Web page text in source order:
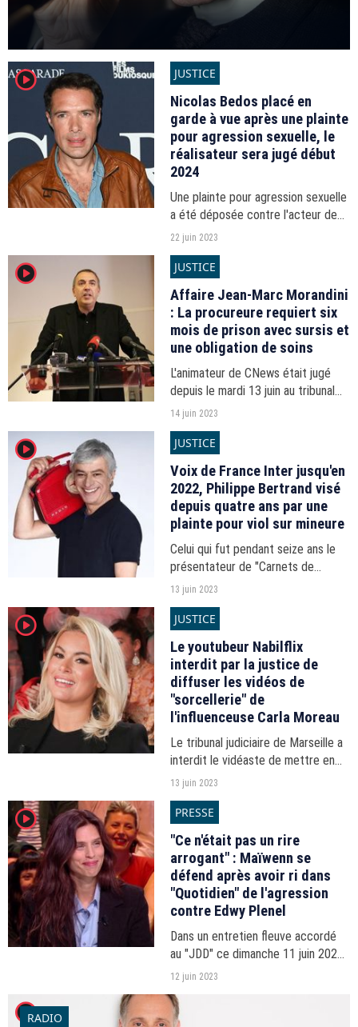
player2 JUSTICE
Nicolas Bedos placé en
garde à vue après une plainte
pour agression sexuelle, le
réalisateur sera jugé début
2024
Une plainte pour agression sexuelle
a été déposée contre l'acteur de
44 ans. Il sera jugé pour agression
2024, a annoncé le parquet de
Paris.
22 juin 2023
player2 JUSTICE
Affaire Jean-Marc Morandini
: La procureure requiert six
mois de prison avec sursis et
une obligation de soins
L'animateur de CNews était jugé
depuis le mardi 13 juin au tribunal
correction de Paris pour
14 juin 2023
player2 JUSTICE
Voix de France Inter jusqu'en
2022, Philippe Bertrand visé
depuis quatre ans par une
plainte pour viol sur mineure
Celui qui fut pendant seize ans le
présentateur de "Carnets de
campagne" sur France Inter fait
mineure classée par erreur par la
13 juin 2023
player2 JUSTICE
Le youtubeur Nabilflix
interdit par la justice de
diffuser les vidéos de
"sorcellerie" de
l'influenceuse Carla Moreau
Le tribunal judiciaire de Marseille a
interdit le vidéaste de mettre en
ligne des contenus
l'ancien star des "Marseillais" sur
W9.
13 juin 2023
player2 PRESSE
"Ce n'était pas un rire
arrogant" : Maïwenn se
défend après avoir ri dans
"Quotidien" de l'agression
contre Edwy Plenel
Dans un entretien fleuve accordé
au "JDD" ce dimanche 11 juin 2023,
la cinéaste explique ce qui a motivé
cofondateur de "Mediapart".
12 juin 2023
player2RADIO